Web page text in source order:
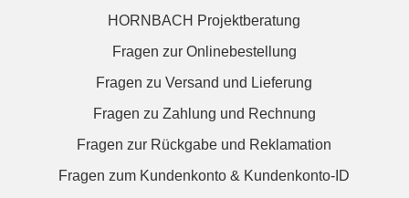
HORNBACH Projektberatung
Fragen zur Onlinebestellung
Fragen zu Versand und Lieferung
Fragen zu Zahlung und Rechnung
Fragen zur Rückgabe und Reklamation
Fragen zum Kundenkonto & Kundenkonto-ID